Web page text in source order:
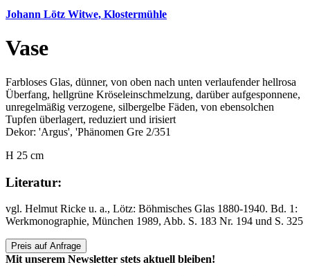
Johann Lötz Witwe, Klostermühle
Vase
Farbloses Glas, dünner, von oben nach unten verlaufender hellrosa
Überfang, hellgrüne Kröseleinschmelzung, darüber aufgesponnene,
unregelmäßig verzogene, silbergelbe Fäden, von ebensolchen
Tupfen überlagert, reduziert und irisiert
Dekor: 'Argus', 'Phänomen Gre 2/351
H 25 cm
Literatur:
vgl. Helmut Ricke u. a., Lötz: Böhmisches Glas 1880-1940. Bd. 1:
Werkmonographie, München 1989, Abb. S. 183 Nr. 194 und S. 325
Preis auf Anfrage
Mit unserem Newsletter stets aktuell bleiben!